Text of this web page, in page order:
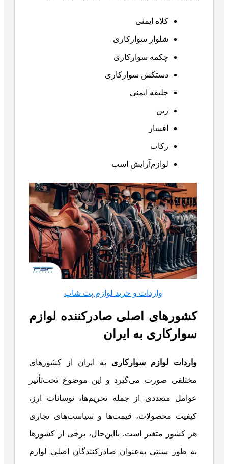
کلاه ایمنی
شلوار سوارکاری
چکمه سوارکاری
دستکش سوارکاری
جلیقه ایمنی
زین
افسار
رکاب
لوازم‌آرایش اسب
واردات و خرید لوازم پت شاپ
کشورهای اصلی صادرکننده لوازم
سوارکاری به ایران
واردات لوازم سوارکاری به ایران از کشورهای
مختلفی صورت می‌گیرد و این موضوع تحت‌تأثیر
عوامل متعددی از جمله تحریم‌ها، نوسانات ارز،
کیفیت محصولات، قیمت‌ها و سیاست‌های تجاری
هر کشور متغیر است. بااین‌حال، برخی از کشورها
به طور سنتی به‌عنوان صادرکنندگان اصلی لوازم